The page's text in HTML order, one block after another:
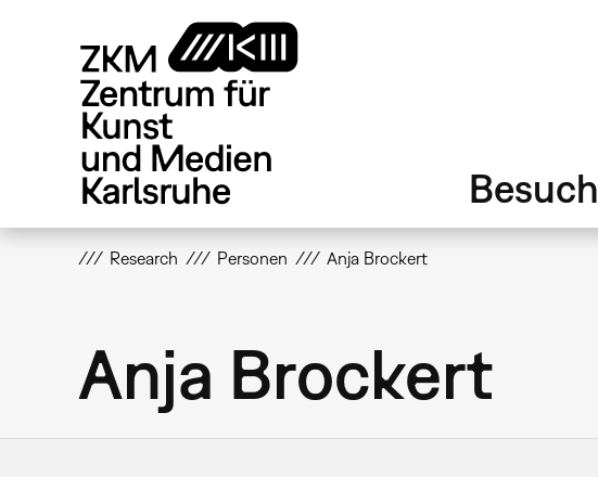
Besuch
Research Personen Anja Brockert
Anja Brockert